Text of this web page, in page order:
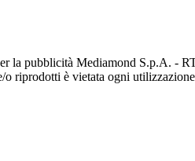
pubblicità Mediamond S.p.A. -
o riprodotti è vietata ogni